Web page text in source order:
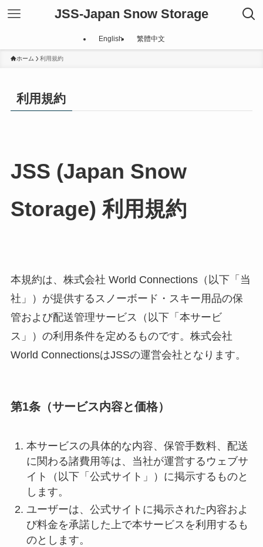
JSS-Japan Snow Storage
English 繁體中文
ホーム 利用規約
利用規約
JSS (Japan Snow
Storage) 利用規約
本規約は、株式会社 World Connections（以下「当
社」）が提供するスノーボード・スキー用品の保
管および配送管理サービス（以下「本サービ
ス」）の利用条件を定めるものです。株式会社
World ConnectionsはJSSの運営会社となります。
第1条（サービス内容と価格）
本サービスの具体的な内容、保管手数料、配送
に関わる諸費用等は、当社が運営するウェブサ
イト（以下「公式サイト」）に掲示するものと
します。
ユーザーは、公式サイトに掲示された内容およ
び料金を承諾した上で本サービスを利用するも
のとします。